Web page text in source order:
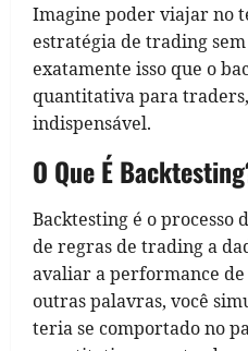
Imagine poder viajar no
estratégia de trading
exatamente isso que o
quantitativa para
indispensável.
O Que É
Backtesting é o processo
de regras de trading a
avaliar a performance
outras palavras, você
teria se comportado no